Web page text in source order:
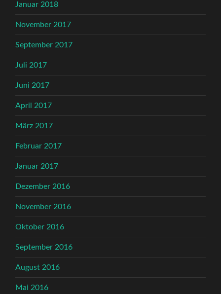
Januar 2018
November 2017
September 2017
Juli 2017
Juni 2017
April 2017
März 2017
Februar 2017
Januar 2017
Dezember 2016
November 2016
Oktober 2016
September 2016
August 2016
Mai 2016